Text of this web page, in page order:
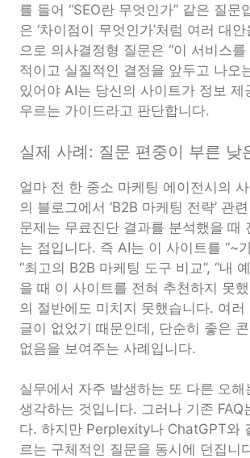
를 들어 “SEO란 무엇인가” 같은 질문
은 ‘차이점이 무엇인가’처럼 여러 대
으로 의사결정형 질문은 “이 서비스
적이고 실질적인 결정을 앞두고 나오
있어야 AI는 당신의 사이트가 정보
우르는 가이드라고 판단합니다.
실제 사례: 질문 편중이 부른 낮
얼마 전 한 중소 마케팅 에이전시의
의 블로그에서 ‘B2B 마케팅 전략’ 관
문제는 무료진단 결과를 분석했을
는 점입니다. 즉 AI는 이 사이트를 “~
“최고의 B2B 마케팅 도구 비교”, “내
을 때 이 사이트를 전혀 추천하지 못
의 절반에도 미치지 못했습니다. 여
글이 없었기 때문인데, 단순히 좋은
없음을 보여주는 사례입니다.
실무에서 자주 발생하는 또 다른 오
생각하는 것입니다. 그러나 기존
다. 하지만 Perplexity나 ChatGPT와
르는 구체적인 질문을 동시에 던집니